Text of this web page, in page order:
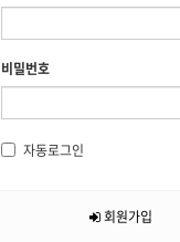
비밀번호
자동로그인
회원가입